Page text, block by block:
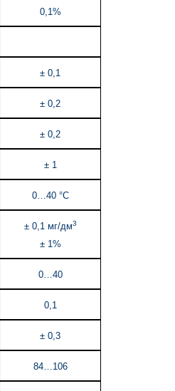
0,1%
± 0,1
± 0,2
± 0,2
± 1
0…40 °C
± 0,1 мг/дм3
± 1%
0…40
0,1
± 0,3
84…106